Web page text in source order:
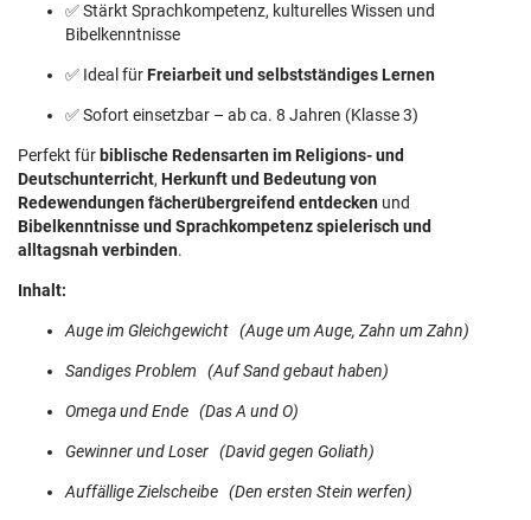
✅ Stärkt Sprachkompetenz, kulturelles Wissen und
Bibelkenntnisse
✅ Ideal fürFreiarbeit und selbstständiges Lernen
✅ Sofort einsetzbar – ab ca. 8 Jahren (Klasse 3)
Perfekt für biblische Redensarten im Religions- und
Deutschunterricht, Herkunft und Bedeutung von
Redewendungen fächerübergreifend entdecken und
Bibelkenntnisse und Sprachkompetenz spielerisch und
alltagsnah verbinden.
Inhalt:
Auge im Gleichgewicht (Auge um Auge, Zahn um Zahn)
Sandiges Problem (Auf Sand gebaut haben)
Omega und Ende (Das A und O)
Gewinner und Loser (David gegen Goliath)
Auffällige Zielscheibe (Den ersten Stein werfen)